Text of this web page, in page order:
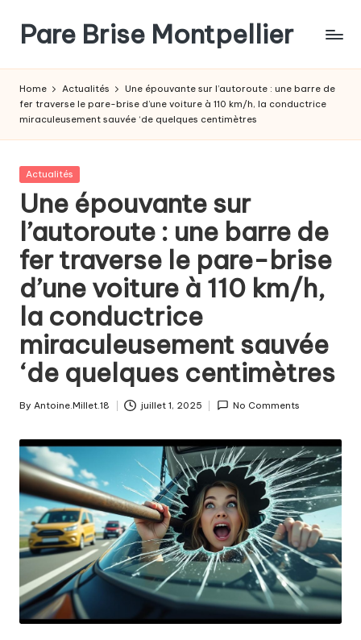
content
Pare Brise Montpellier
Home Actualités
Une épouvante sur l’autoroute : une barre de
fer traverse le pare-brise d’une voiture à 110 km/h, la conductrice
miraculeusement sauvée ‘de quelques centimètres
Posted
Actualités
Une épouvante sur
l’autoroute : une barre de
fer traverse le pare-brise
d’une voiture à 110 km/h,
la conductrice
miraculeusement sauvée
‘de quelques centimètres
Posted
By Antoine.Millet.18 juillet 1, 2025 No Comments